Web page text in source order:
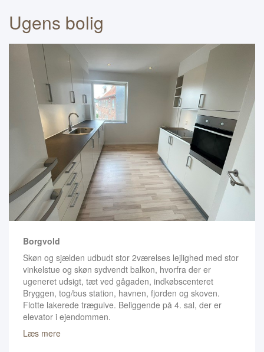
Ugens bolig
Borgvold
Skøn og sjælden udbudt stor 2værelses lejlighed med stor
vinkelstue og skøn sydvendt balkon, hvorfra der er
ugeneret udsigt, tæt ved gågaden, indkøbscenteret
Bryggen, tog/bus station, havnen, fjorden og skoven.
Flotte lakerede trægulve. Beliggende på 4. sal, der er
elevator i ejendommen.
Læs mere